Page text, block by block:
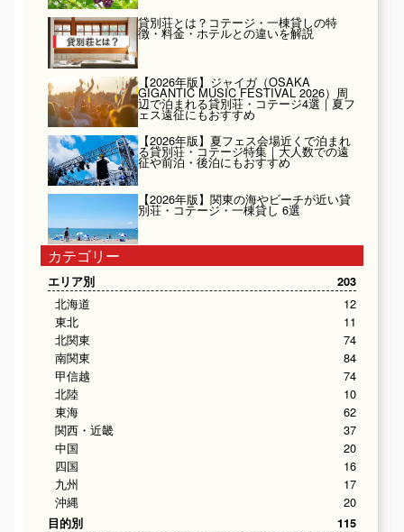
貸別荘とは？コテージ・一棟貸しの特
徴・料金・ホテルとの違いを解説
【2026年版】ジャイガ（OSAKA
GIGANTIC MUSIC FESTIVAL 2026）周
辺で泊まれる貸別荘・コテージ4選｜夏フ
ェス遠征にもおすすめ
【2026年版】夏フェス会場近くで泊まれ
る貸別荘・コテージ特集｜大人数での遠
征や前泊・後泊にもおすすめ
【2026年版】関東の海やビーチが近い貸
別荘・コテージ・一棟貸し 6選
カテゴリー
エリア別 203
北海道
12
東北
11
北関東
74
南関東
84
甲信越
74
北陸
10
東海
62
関西・近畿
37
中国
20
四国
16
九州
17
沖縄
20
目的別 115